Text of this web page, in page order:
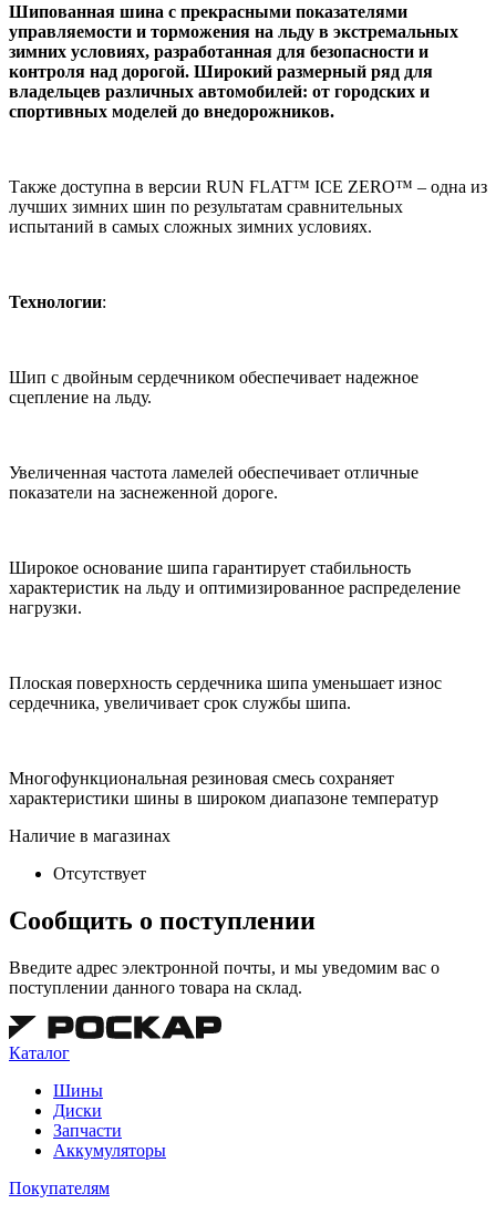
Шипованная шина с прекрасными показателями
управляемости и торможения на льду в экстремальных
зимних условиях, разработанная для безопасности и
контроля над дорогой. Широкий размерный ряд для
владельцев различных автомобилей: от городских и
спортивных моделей до внедорожников.
Также доступна в версии RUN FLAT™ ICE ZERO™ – одна из
лучших зимних шин по результатам сравнительных
испытаний в самых сложных зимних условиях.
Технологии:
Шип с двойным сердечником обеспечивает надежное
сцепление на льду.
Увеличенная частота ламелей обеспечивает отличные
показатели на заснеженной дороге.
Широкое основание шипа гарантирует стабильность
характеристик на льду и оптимизированное распределение
нагрузки.
Плоская поверхность сердечника шипа уменьшает износ
сердечника, увеличивает срок службы шипа.
Многофункциональная резиновая смесь сохраняет
характеристики шины в широком диапазоне температур
Наличие в магазинах
Отсутствует
Сообщить о поступлении
Введите адрес электронной почты, и мы уведомим вас о
поступлении данного товара на склад.
Каталог
Шины
Диски
Запчасти
Аккумуляторы
Покупателям